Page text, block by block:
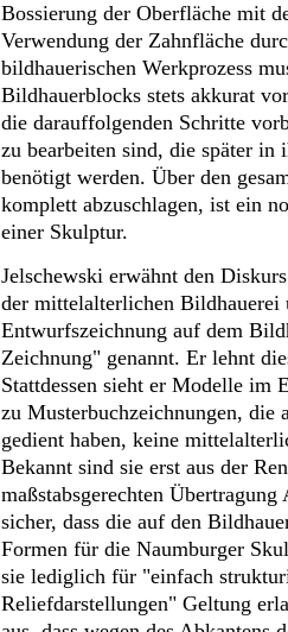
Bossierung der Oberfläche mit
Verwendung der Zahnfläche
bildhauerischen Werkprozess
Bildhauerblocks stets akkurat
die darauffolgenden Schritte
zu bearbeiten sind, die später
benötigt werden. Über den
komplett abzuschlagen, ist ein
einer Skulptur.
Jelschewski erwähnt den
der mittelalterlichen Bildhauerei
Entwurfszeichnung auf dem
Zeichnung" genannt. Er lehnt
Stattdessen sieht er Modelle im
zu Musterbuchzeichnungen, die
gedient haben, keine
Bekannt sind sie erst aus der
maßstabsgerechten
sicher, dass die auf den
Formen für die Naumburger
sie lediglich für "einfach
Reliefdarstellungen" Geltung